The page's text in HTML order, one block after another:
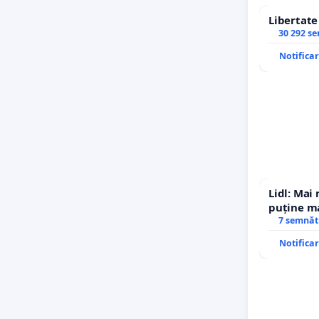
Libertate
30 292
Lidl: Mai
puține
7